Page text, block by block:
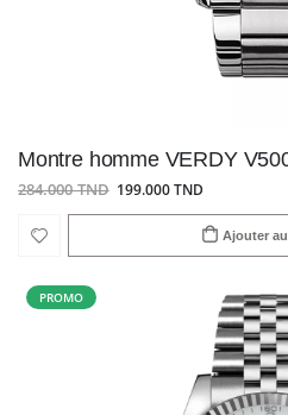
Montre homme VERDY
284.000 TND 199.000 TND
Ajouter
PROMO